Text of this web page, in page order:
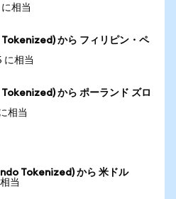
相当
から フィリピン・ペ
に相当
から ポーランド ズロ
相当
Tokenized) から 米ドル
当